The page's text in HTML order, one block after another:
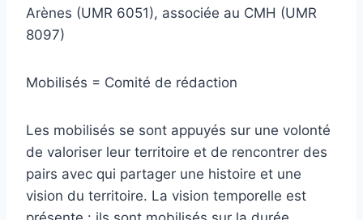
Arènes (UMR 6051), associée au CMH (UMR
8097)
Mobilisés = Comité de rédaction
Les mobilisés se sont appuyés sur une volonté
de valoriser leur territoire et de rencontrer des
pairs avec qui partager une histoire et une
vision du territoire. La vision temporelle est